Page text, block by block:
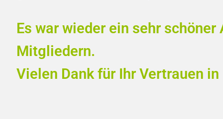
Es war wieder ein sehr
Mitgliedern.
Vielen Dank für Ihr Vertrauen